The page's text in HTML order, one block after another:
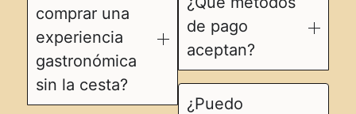
comprar una
experiencia
gastronómica
sin la cesta?
de pago
aceptan?
¿Puedo